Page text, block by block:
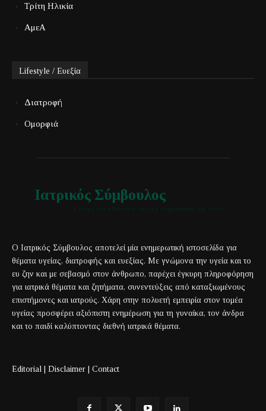
Τρίτη Ηλικία
ΑμεΑ
Lifestyle / Ευεξία
Διατροφή
Ομορφιά
Ιατρικός Σύμβουλος
Ο Ιατρικός Σύμβουλος αποτελεί μία ενημερωτική ιστοσελίδα για
θέματα υγείας, διατροφής και ευεξίας. Με γνώμονα την υγεία και το
ευ ζην και με σεβασμό στον άνθρωπο, παρέχει έγκυρη πληροφόρηση
για ιατρικά θέματα και ζητήματα, συνεντεύξεις από καταξιωμένους
επιστήμονες και ιατρούς. Χάρη στην πολυετή εμπειρία στον τομέα
υγείας προσφέρει αξιόπιστη ενημέρωση για τη γυναίκα, τον άνδρα
και το παιδί καλύπτοντας διεθνή ιατρικά θέματα.
Editorial | Disclaimer | Contact